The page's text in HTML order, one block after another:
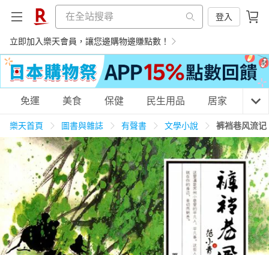
登入
立即加入樂天會員，讓您邊購物邊賺點數！
購物網分類
天天免運 美食蛋糕 養生保健 民生用品
居家生活 3C家電 運動休閒 親子玩具
免運 美食 保健 民生用品 居家 3C
樂天首頁 圖書與雜誌 有聲書 文學小說 裤裆巷风流记